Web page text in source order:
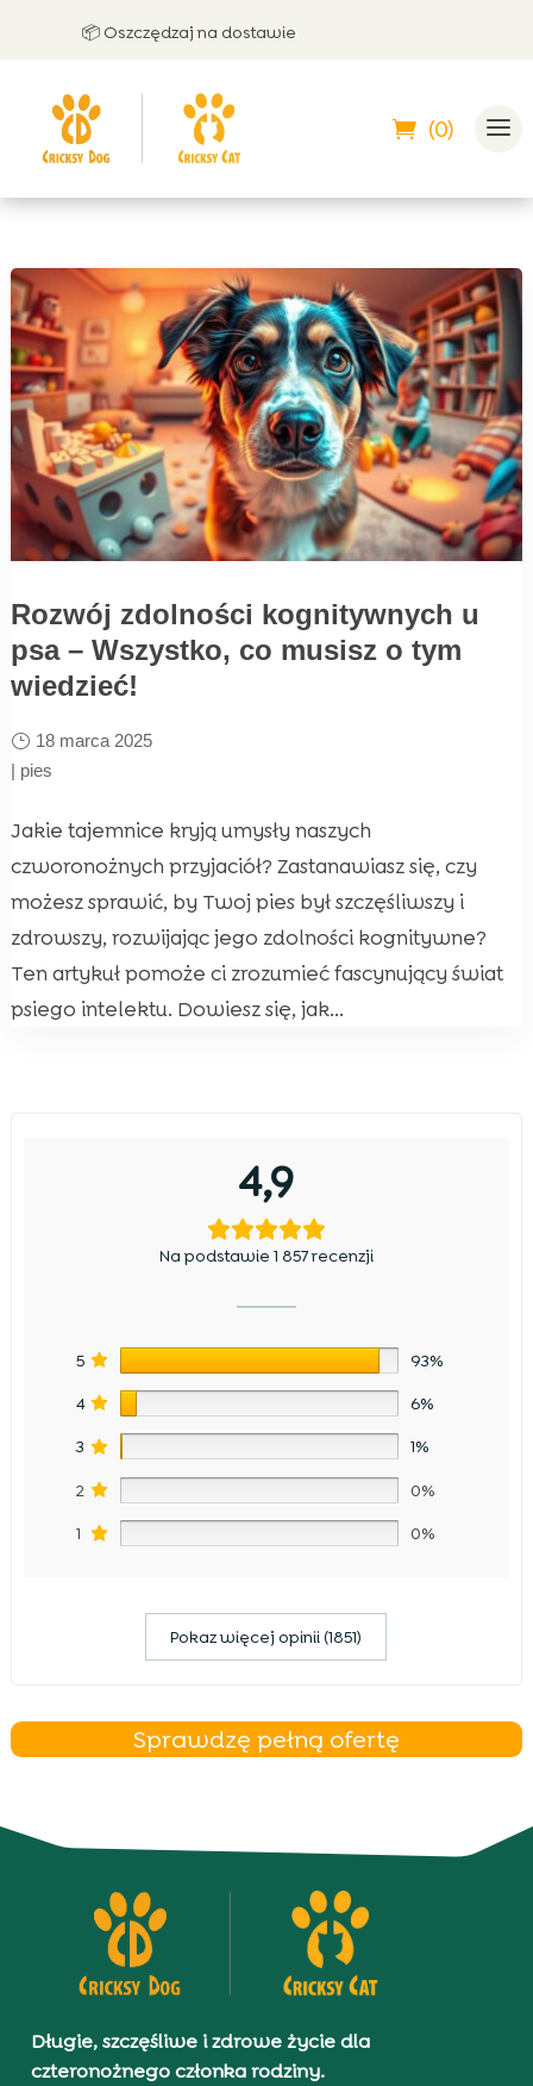
📦 Oszczędzaj na dostawie
(0)
Rozwój zdolności kognitywnych u
psa – Wszystko, co musisz o tym
wiedzieć!
18 marca 2025
| pies
Jakie tajemnice kryją umysły naszych
czworonożnych przyjaciół? Zastanawiasz się, czy
możesz sprawić, by Twoj pies był szczęśliwszy i
zdrowszy, rozwijając jego zdolności kognitywne?
Ten artykuł pomoże ci zrozumieć fascynujący świat
psiego intelektu. Dowiesz się, jak...
4,9
Na podstawie 1 857 recenzji
5 93%
4 6%
3 1%
2 0%
1 0%
Pokaz więcej opinii (1851)
Sprawdzę pełną ofertę
Długie, szczęśliwe i zdrowe życie dla
czteronożnego członka rodziny.